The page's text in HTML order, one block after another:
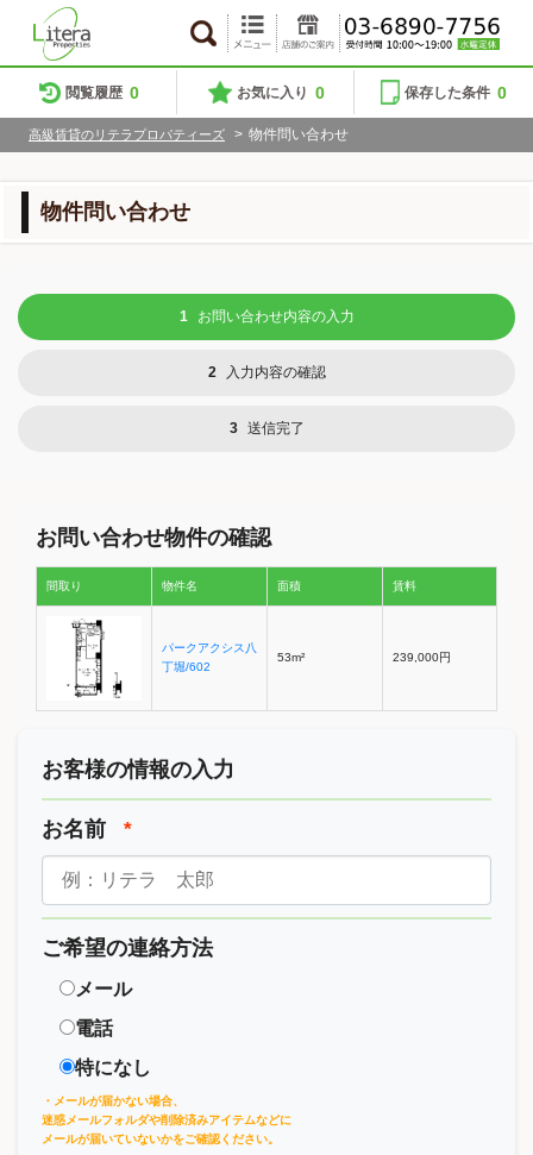
閲覧履歴 0 お気に入り 0 保存した条件 0
高級賃貸のリテラプロパティーズ > 物件問い合わせ
物件問い合わせ
1 お問い合わせ内容の入力
2 入力内容の確認
3 送信完了
お問い合わせ物件の確認
間取り 物件名 面積 賃料
パークアクシス八
丁堀/602
53m² 239,000円
お客様の情報の入力
お名前 *
ご希望の連絡方法
メール
電話
特になし
・メールが届かない場合、
迷惑メールフォルダや削除済みアイテムなどに
メールが届いていないかをご確認ください。